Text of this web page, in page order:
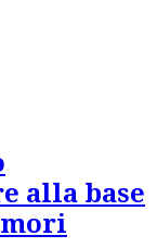
alla base